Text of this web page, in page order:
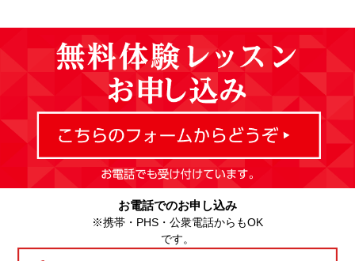
お電話でのお申し込み
※携帯・PHS・公衆電話からもOK
です。